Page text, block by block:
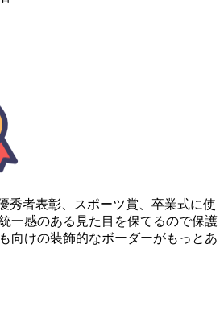
秀者表彰、スポーツ賞、卒業式に使
一感のある見た目を保てるので保護
向けの装飾的なボーダーがもっとあ